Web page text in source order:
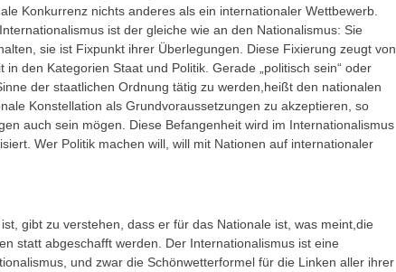
Konkurrenz nichts anderes als ein internationaler Wettbewerb.
ist der gleiche wie an den Nationalismus: Sie
sie ist Fixpunkt ihrer Überlegungen. Diese Fixierung zeugt von
in den Kategorien Staat und Politik. Gerade „politisch sein“ oder
der staatlichen Ordnung tätig zu werden,heißt den nationalen
Konstellation als Grundvoraussetzungen zu akzeptieren, so
auch sein mögen. Diese Befangenheit wird im Internationalismus
Wer Politik machen will, will mit Nationen auf internationaler
gibt zu verstehen, dass er für das Nationale ist, was meint,die
statt abgeschafft werden. Der Internationalismus ist eine
und zwar die Schönwetterformel für die Linken aller ihrer